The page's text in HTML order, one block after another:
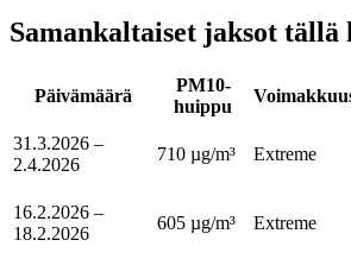
Samankaltaiset jaksot tällä
Päivämäärä
PM10-
huippu
31.3.2026 –
2.4.2026
710 µg/m³ Extreme
16.2.2026 –
18.2.2026
605 µg/m³ Extreme